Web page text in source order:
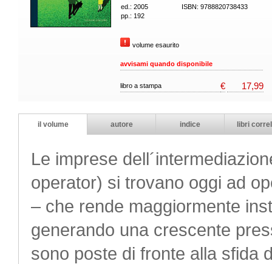
ed.: 2005
ISBN: 9788820738433
pp.: 192
volume esaurito
avvisami quando disponibile
libro a stampa € 17,99
il volume autore indice libri
Le imprese
operator) si trovano oggi ad
– che rende maggiormente
generando una crescente
sono poste di fronte alla sfida